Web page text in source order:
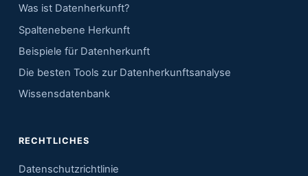
Was ist Datenherkunft?
Spaltenebene Herkunft
Beispiele für Datenherkunft
Die besten Tools zur Datenherkunftsanalyse
Wissensdatenbank
RECHTLICHES
Datenschutzrichtlinie